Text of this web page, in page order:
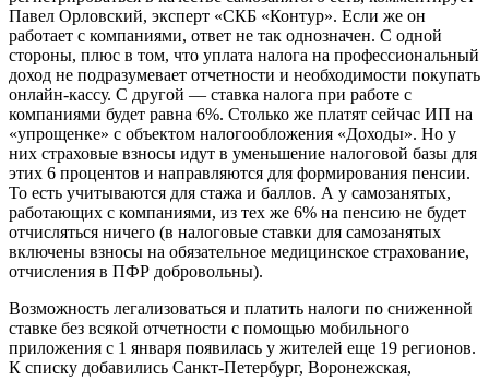
Павел Орловский, эксперт «СКБ «Контур». Если же он
работает с компаниями, ответ не так однозначен. С одной
стороны, плюс в том, что уплата налога на профессиональный
доход не подразумевает отчетности и необходимости покупать
онлайн-кассу. С другой — ставка налога при работе с
компаниями будет равна 6%. Столько же платят сейчас ИП на
«упрощенке» с объектом налогообложения «Доходы». Но у
них страховые взносы идут в уменьшение налоговой базы для
этих 6 процентов и направляются для формирования пенсии.
То есть учитываются для стажа и баллов. А у самозанятых,
работающих с компаниями, из тех же 6% на пенсию не будет
отчисляться ничего (в налоговые ставки для самозанятых
включены взносы на обязательное медицинское страхование,
отчисления в ПФР добровольны).
Возможность легализоваться и платить налоги по сниженной
ставке без всякой отчетности с помощью мобильного
приложения с 1 января появилась у жителей еще 19 регионов.
К списку добавились Санкт-Петербург, Воронежская,